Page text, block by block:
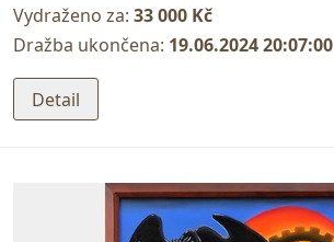
Vydraženo za: 33 000 Kč
Dražba ukončena: 19.06.2024 20:07:00
Detail